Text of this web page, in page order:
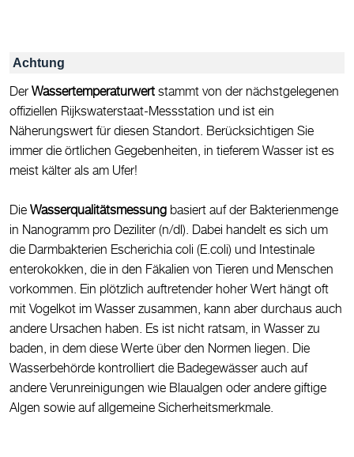
Achtung
Der Wassertemperaturwert stammt von der nächstgelegenen
offiziellen Rijkswaterstaat-Messstation und ist ein
Näherungswert für diesen Standort. Berücksichtigen Sie
immer die örtlichen Gegebenheiten, in tieferem Wasser ist es
meist kälter als am Ufer!
Die Wasserqualitätsmessung basiert auf der Bakterienmenge
in Nanogramm pro Deziliter (n/dl). Dabei handelt es sich um
die Darmbakterien Escherichia coli (E.coli) und Intestinale
enterokokken, die in den Fäkalien von Tieren und Menschen
vorkommen. Ein plötzlich auftretender hoher Wert hängt oft
mit Vogelkot im Wasser zusammen, kann aber durchaus auch
andere Ursachen haben. Es ist nicht ratsam, in Wasser zu
baden, in dem diese Werte über den Normen liegen. Die
Wasserbehörde kontrolliert die Badegewässer auch auf
andere Verunreinigungen wie Blaualgen oder andere giftige
Algen sowie auf allgemeine Sicherheitsmerkmale.